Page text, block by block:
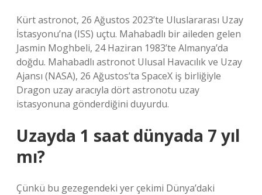
Kürt astronot, 26 Ağustos 2023’te Uluslararası Uzay
İstasyonu’na (ISS) uçtu. Mahabadlı bir aileden gelen
Jasmin Moghbeli, 24 Haziran 1983’te Almanya’da
doğdu. Mahabadlı astronot Ulusal Havacılık ve Uzay
Ajansı (NASA), 26 Ağustos’ta SpaceX iş birliğiyle
Dragon uzay aracıyla dört astronotu uzay
istasyonuna gönderdiğini duyurdu.
Uzayda 1 saat dünyada 7 yıl
mı?
Çünkü bu gezegendeki yer çekimi Dünya’daki